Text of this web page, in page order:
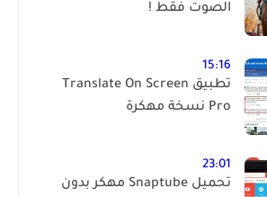
الصوت فقط !
15:16
تطبيق Translate On Screen
Pro نسخة مهكرة
23:01
تحميل Snaptube مهكر بدون